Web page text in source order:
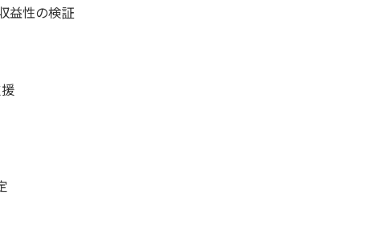
益性の検証